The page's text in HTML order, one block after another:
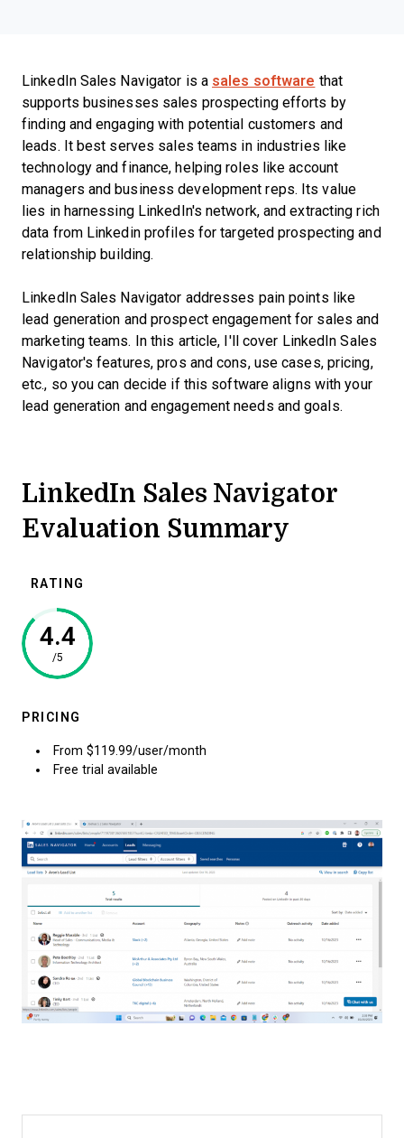
LinkedIn Sales Navigator is a sales software that
supports businesses sales prospecting efforts by
finding and engaging with potential customers and
leads. It best serves sales teams in industries like
technology and finance, helping roles like account
managers and business development reps. Its value
lies in harnessing LinkedIn's network, and extracting rich
data from Linkedin profiles for targeted prospecting and
relationship building.
LinkedIn Sales Navigator addresses pain points like
lead generation and prospect engagement for sales and
marketing teams. In this article, I'll cover LinkedIn Sales
Navigator's features, pros and cons, use cases, pricing,
etc., so you can decide if this software aligns with your
lead generation and engagement needs and goals.
LinkedIn Sales Navigator
Evaluation Summary
RATING
4.4
/5
PRICING
From $119.99/user/month
Free trial available